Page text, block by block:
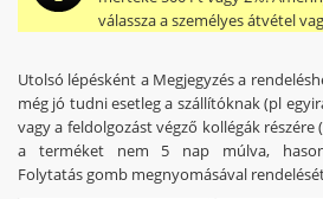
válassza a személyes átvétel
Utolsó lépésként a Megjegyzés a
még jó tudni esetleg a szállítóknak (pl
vagy a feldolgozást végző kollégák
a terméket nem 5 nap múlva,
Folytatásgomb megnyomásával